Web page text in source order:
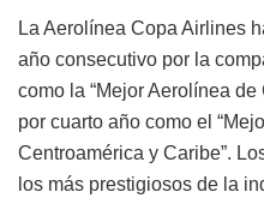
La Aerolínea Copa Airlines
año consecutivo por la
como la “Mejor Aerolínea
por cuarto año como el
Centroamérica y Caribe”.
los más prestigiosos de la